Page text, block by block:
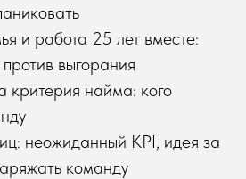
и работа 25 лет вместе:
выгорания
найма: кого
неожиданный KPI, идея за
команду